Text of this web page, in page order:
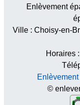
Enlèvement
Ville : Choisy-en-
Horaires :
©